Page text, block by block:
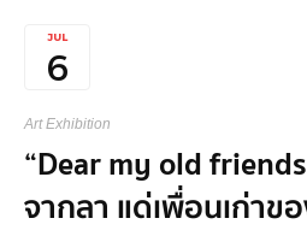
JUL
6
Art Exhibition
“Dear my old
จากลา แด่เพื่อนเก่าข